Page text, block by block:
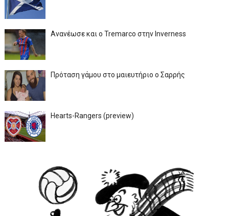
Ανανέωσε και ο Tremarco στην Inverness
Πρόταση γάμου στο μαιευτήριο ο Σαρρής
Hearts-Rangers (preview)